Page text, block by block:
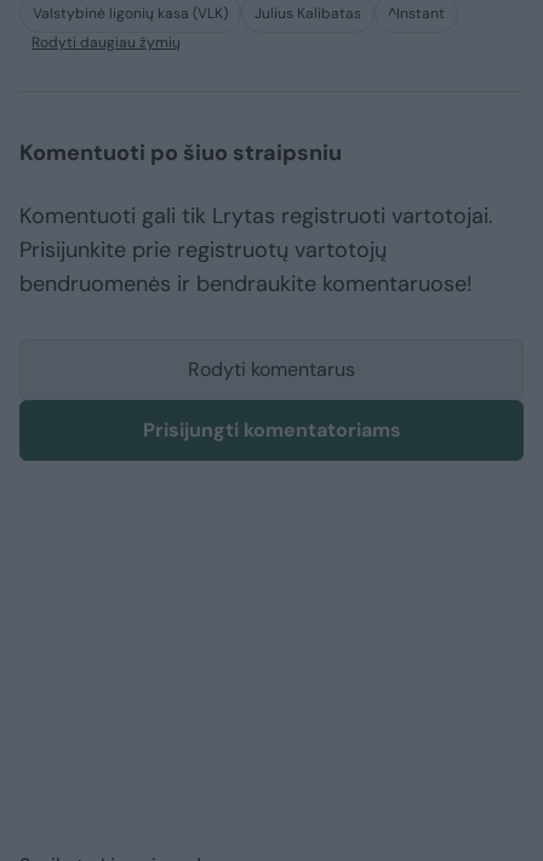
Valstybinė ligonių kasa (VLK) Julius Kalibatas
^Instant
Rodyti daugiau žymių
Komentuoti po šiuo straipsniu
Komentuoti gali tik Lrytas registruoti vartotojai.
Prisijunkite prie registruotų vartotojų
bendruomenės ir bendraukite komentaruose!
Rodyti komentarus
Prisijungti komentatoriams